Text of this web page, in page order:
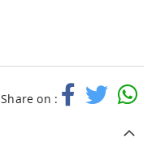
Share on :